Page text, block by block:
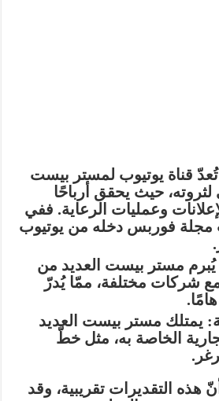
تُعدّ قناة يوتيوب لمستر بيست
حيث يحقق أرباحًا
وعمليات الرعاية. ففي
قدرّت مجلة فوربس دخله من يوتيوب
.
يُبرم مستر بيست العديد من
شركات مختلفة، ممّا يُدرّ
يمتلك مستر بيست العديد
الخاصة به، مثل خطّ
هذه التقديرات تقريبية، وقد